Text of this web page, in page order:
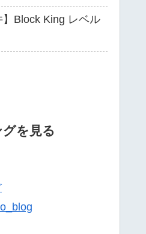
】Block King レベル
を見る